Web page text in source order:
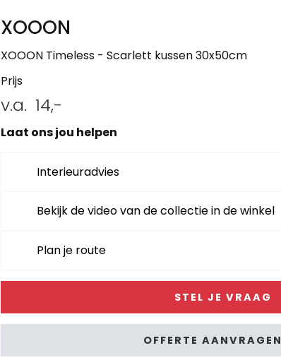
XOOON
XOOON Timeless - Scarlett kussen 30x50cm
Prijs
v.a. 14,-
Laat ons jou helpen
Interieuradvies
Bekijk de video van de collectie in de winkel
Plan je route
STEL JE VRAAG
OFFERTE AANVRAGEN